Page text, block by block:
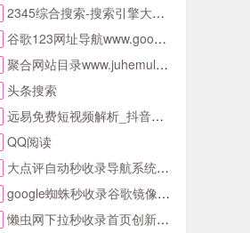
2345综合搜索-搜索引擎大全-简易网址导航
谷歌123网址导航www.google123.com.cn首页
聚合网站目录www.juhemulu.com.cn名站在线
头条搜索
远易免费短视频解析_抖音皮皮虾微视快手去水印
QQ阅读
大点评自动秒收录导航系统首页
google蜘蛛秒收录谷歌镜像访问助手首页
懒虫网下拉秒收录首页创新123网址导航首页